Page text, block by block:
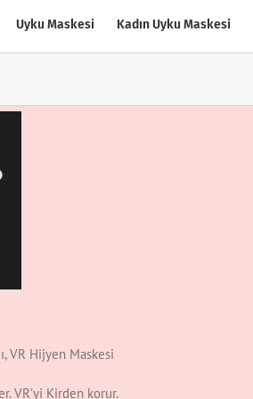
Uyku Maskesi Kadın Uyku Maskesi
VR Hijyen Maskesi
VR’yi Kirden korur.